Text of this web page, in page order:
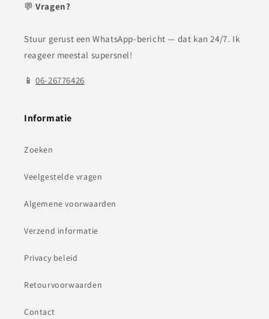
💬Vragen?
Stuur gerust een WhatsApp-bericht — dat kan 24/7. Ik
reageer meestal supersnel!
📱06-26776426
Informatie
Zoeken
Veelgestelde vragen
Algemene voorwaarden
Verzend informatie
Privacy beleid
Retourvoorwaarden
Contact